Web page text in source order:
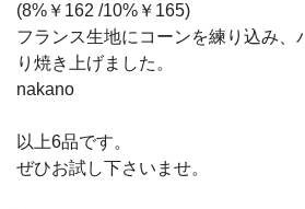
(8%￥162 /10%￥165)
フランス生地にコーンを練り込み、
り焼き上げました。
nakano
以上6品です。
ぜひお試し下さいませ。